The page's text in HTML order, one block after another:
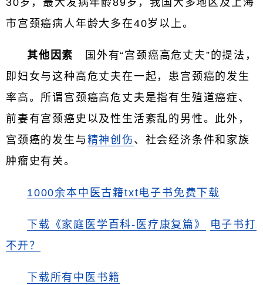
30岁，最大发病年龄89岁，我国大多地区及上海
市宫颈癌病人年龄大多在40岁以上。
其他因素
国外有“宫颈癌高危丈夫”的提法，
即妇女与这种高危丈夫在一起，患宫颈癌的发生
率高。所谓宫颈癌高危丈夫是指有生殖道癌症、
前妻有宫颈癌史以及性生活紊乱的男性。此外，
宫颈癌的发生与 精神创伤 、社会经济条件和家族
肿瘤史有关。
1000余本中医古籍txt电子书免费下载
下载《家庭医学百科-医疗康复篇》
电子书打
不开？
下载所有中医书籍